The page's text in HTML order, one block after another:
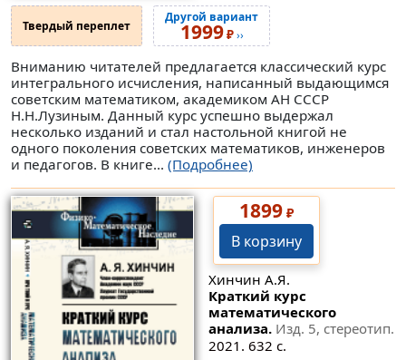
Твердый переплет
Другой вариант
1999₽››
Вниманию читателей предлагается классический курс
интегрального исчисления, написанный выдающимся
советским математиком, академиком АН СССР
Н.Н.Лузиным. Данный курс успешно выдержал
несколько изданий и стал настольной книгой не
одного поколения советских математиков, инженеров
и педагогов. В книге... (Подробнее)
1899₽
В корзину
Хинчин А.Я.
Краткий курс
математического
анализа. Изд. 5, стереотип.
2021. 632 с.